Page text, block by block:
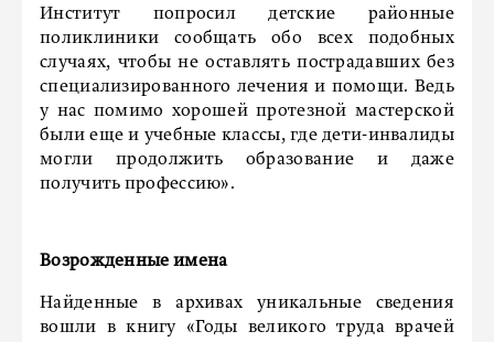
Институт попросил детские районные
поликлиники сообщать обо всех подобных
случаях, чтобы не оставлять пострадавших без
специализированного лечения и помощи. Ведь
у нас помимо хорошей протезной мастерской
были еще и учебные классы, где дети-инвалиды
могли продолжить образование и даже
получить профессию».
Возрожденные имена
Найденные в архивах уникальные сведения
вошли в книгу «Годы великого труда врачей